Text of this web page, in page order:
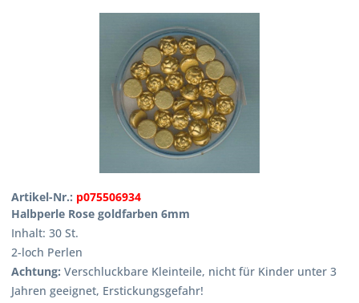
Artikel-Nr.: p075506934
Halbperle Rose goldfarben 6mm
Inhalt: 30 St.
2-loch Perlen
Achtung: Verschluckbare Kleinteile, nicht für Kinder unter 3
Jahren geeignet, Erstickungsgefahr!